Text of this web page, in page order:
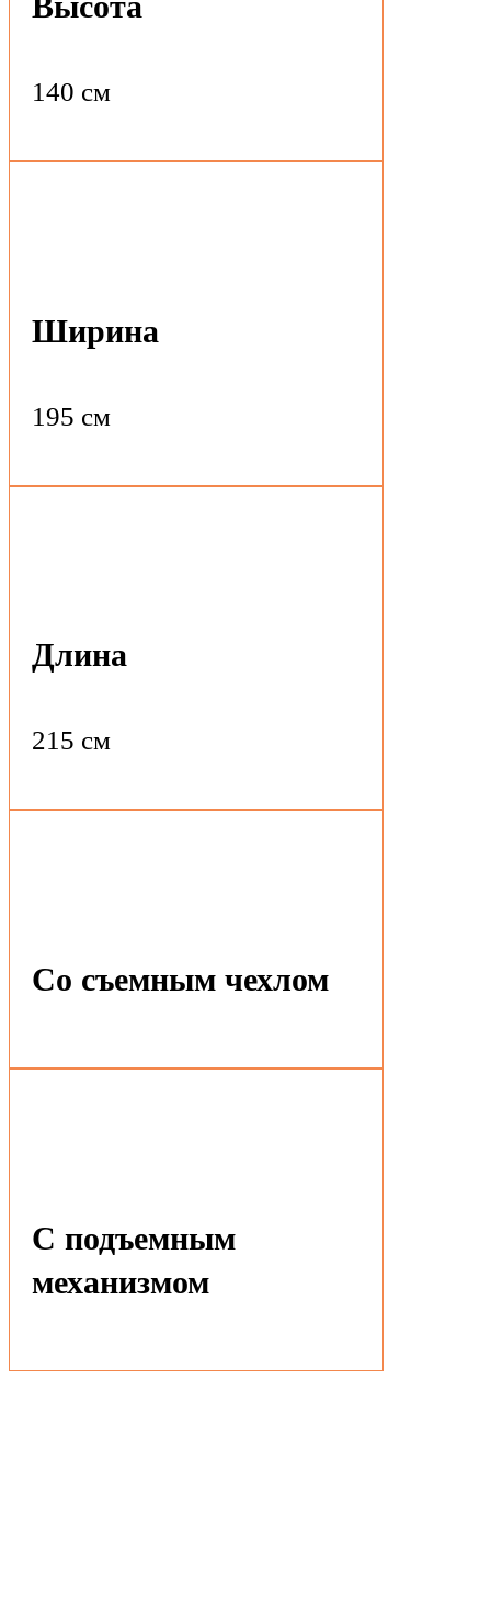
140 см
Ширина
195 см
Длина
215 см
Со съемным чехлом
С подъемным
механизмом